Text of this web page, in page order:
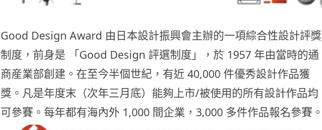
Good Design Award 由日本設計振興會主辦的一項綜合性設計評獎
制度，前身是 「Good Design 評選制度」，於 1957 年由當時的通
商産業部創建。在至今半個世紀，有近 40,000 件優秀設計作品獲
獎。凡是年度末（次年三月底）能夠上市/被使用的所有設計作品均
可參賽。每年都有海內外 1,000 間企業，3,000 多件作品報名參賽。